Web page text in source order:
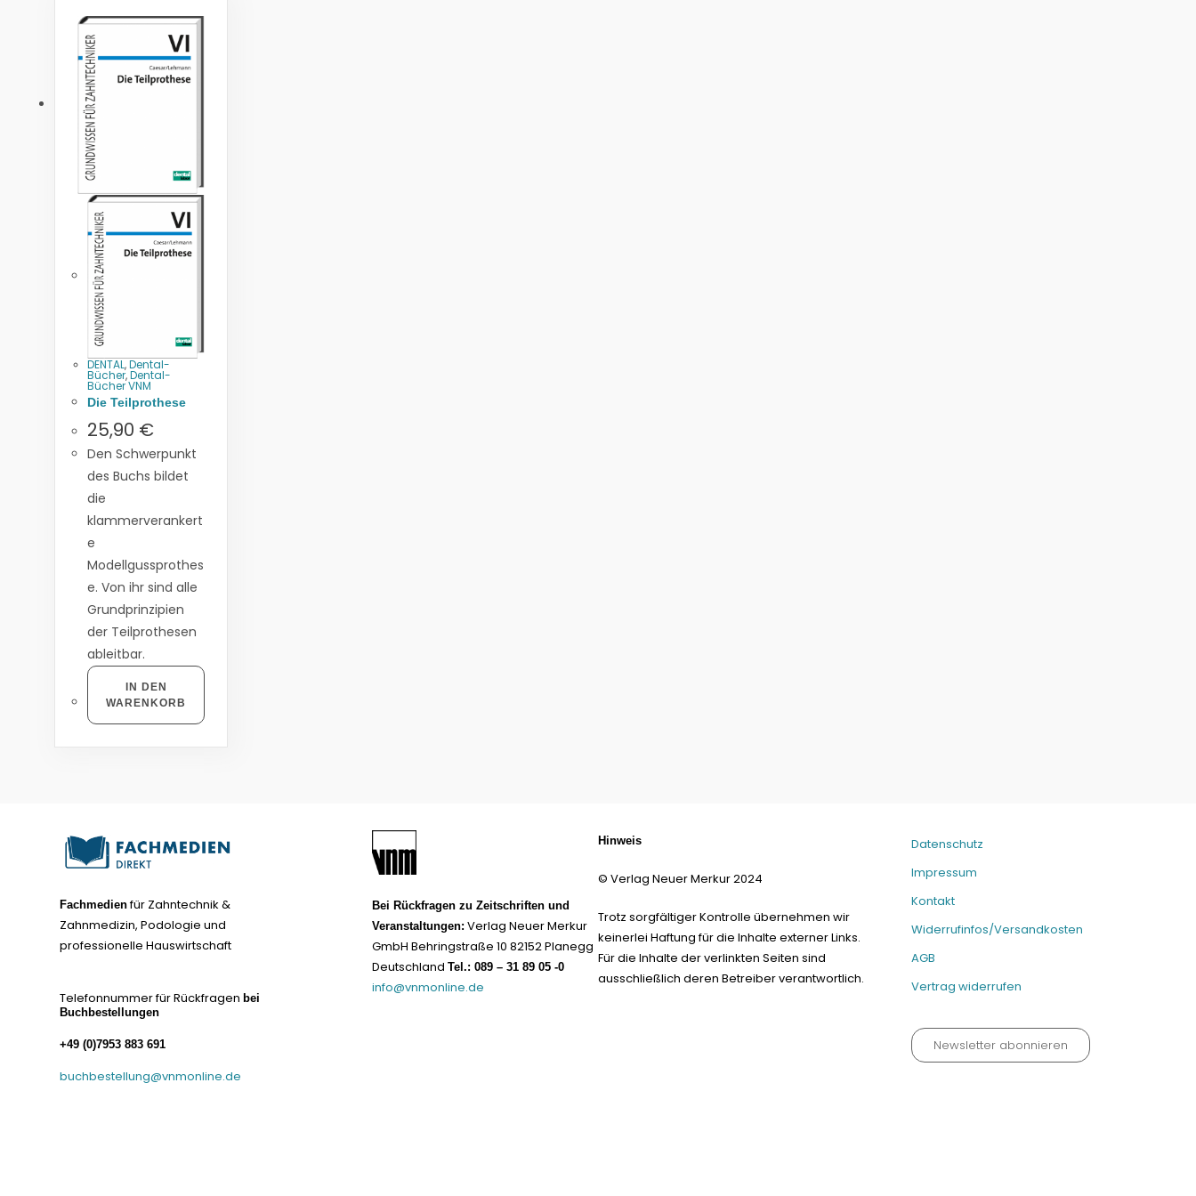
DENTAL,Dental-
Bücher,Dental-
Bücher VNM
Die Teilprothese
25,90 €
Den Schwerpunkt
des Buchs bildet
die
klammerverankert
e
Modellgussprothes
e. Von ihr sind alle
Grundprinzipien
der Teilprothesen
ableitbar.
IN DEN
WARENKORB
Fachmedienfür Zahntechnik &
Zahnmedizin, Podologie und
professionelle Hauswirtschaft
Telefonnummer für Rückfragenbei
Buchbestellungen
+49 (0)7953 883 691
buchbestellung@vnmonline.de
Bei Rückfragen zu Zeitschriften und
Veranstaltungen: Verlag Neuer Merkur
GmbH Behringstraße 10 82152 Planegg
Deutschland Tel.: 089 – 31 89 05 -0
info@vnmonline.de
Hinweis
© Verlag Neuer Merkur 2024
Trotz sorgfältiger Kontrolle übernehmen wir
keinerlei Haftung für die Inhalte externer Links.
Für die Inhalte der verlinkten Seiten sind
ausschließlich deren Betreiber verantwortlich.
Datenschutz
Impressum
Kontakt
Widerrufinfos/Versandkosten
AGB
Vertrag widerrufen
Newsletter abonnieren